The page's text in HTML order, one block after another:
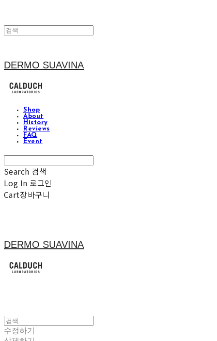
DERMO SUAVINA
Shop
About
History
Reviews
FAQ
Event
Search 검색
Log In 로그인
Cart장바구니
DERMO SUAVINA
수정하기